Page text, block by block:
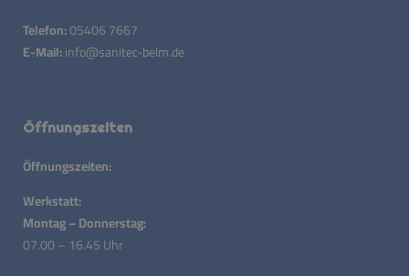
Telefon:05406 7667
E-Mail:info@sanitec-belm.de
Öffnungszeiten
Öffnungszeiten:
Werkstatt:
Montag – Donnerstag:
07.00 – 16.45 Uhr